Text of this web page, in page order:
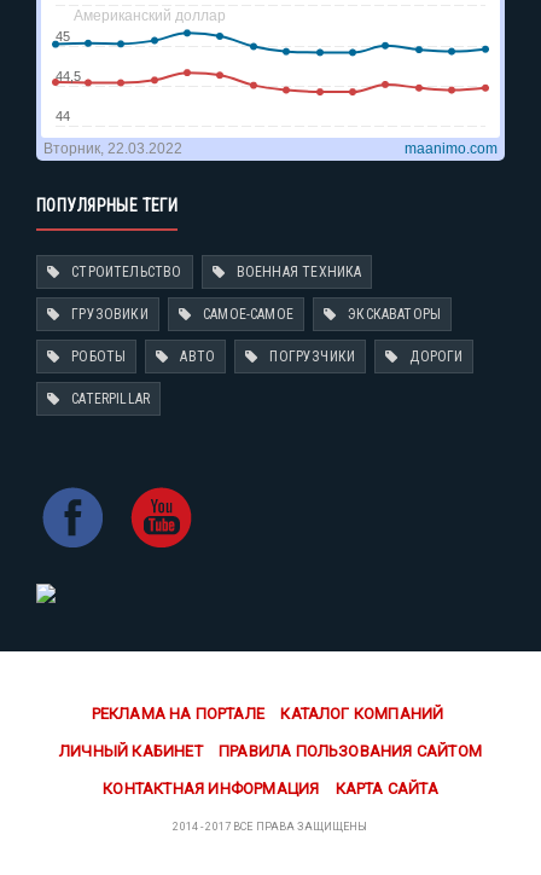
ПОПУЛЯРНЫЕ ТЕГИ
СТРОИТЕЛЬСТВО ВОЕННАЯ ТЕХНИКА
ГРУЗОВИКИ САМОЕ-САМОЕ ЭКСКАВАТОРЫ
РОБОТЫ АВТО ПОГРУЗЧИКИ ДОРОГИ
CATERPILLAR
РЕКЛАМА НА ПОРТАЛЕ КАТАЛОГ КОМПАНИЙ
ЛИЧНЫЙ КАБИНЕТ ПРАВИЛА ПОЛЬЗОВАНИЯ САЙТОМ
КОНТАКТНАЯ ИНФОРМАЦИЯ КАРТА САЙТА
2014 - 2017 ВСЕ ПРАВА ЗАЩИЩЕНЫ